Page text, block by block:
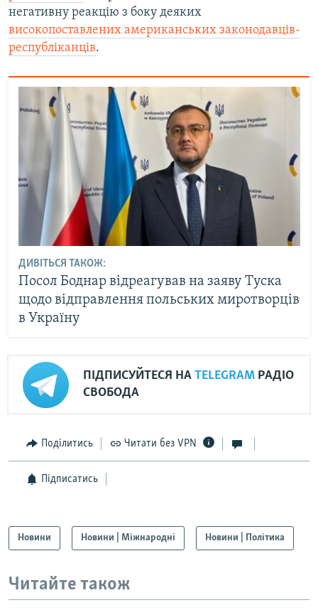
негативну реакцію з боку деяких
високопоставлених американських законодавців-
республіканців.
ДИВІТЬСЯ ТАКОЖ:
Посол Боднар відреагував на заяву Туска
щодо відправлення польських миротворців
в Україну
ПІДПИСУЙТЕСЯ НА TELEGRAM РАДІО
СВОБОДА
Поділитись Читати без VPN
Підписатись
Новини Новини | Міжнародні Новини | Політика
Читайте також